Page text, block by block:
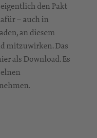
den Pakt
– auch in
an diesem
mitzuwirken. Das
als Download. Es